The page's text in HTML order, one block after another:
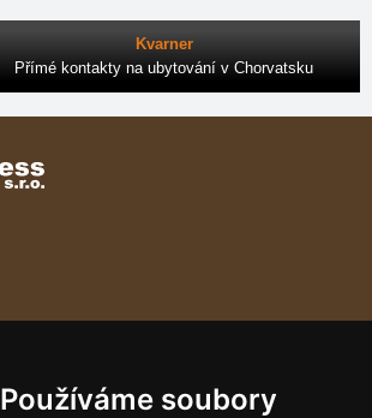
Používáme soubory
Kvarner
Přímé kontakty na ubytování v Chorvatsku